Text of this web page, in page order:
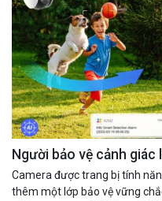
Người bảo vệ cảnh
Camera được trang bị tính
thêm một lớp bảo vệ vững